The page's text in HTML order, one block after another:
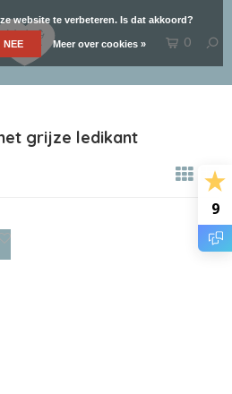
9
0
grijze ledikant
website te verbeteren. Is dat akkoord?
NEE Meer over cookies »